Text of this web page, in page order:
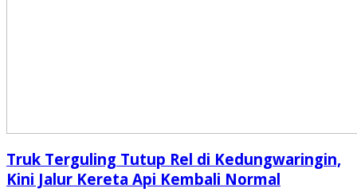
Truk Terguling Tutup Rel di Kedungwaringin,
Kini Jalur Kereta Api Kembali Normal